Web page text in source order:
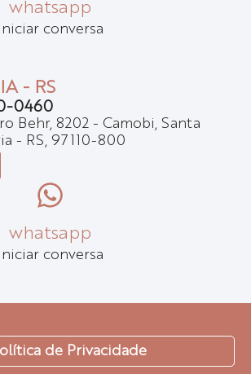
whatsapp
iniciar conversa
- RS
0460
Behr, 8202 - Camobi, Santa
- RS, 97110-800
whatsapp
iniciar conversa
de Privacidade